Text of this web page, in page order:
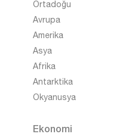
Ortadoğu
Avrupa
Amerika
Asya
Afrika
Antarktika
Okyanusya
Ekonomi